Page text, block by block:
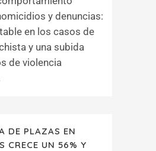
y denuncias:
en los casos de
y una subida
de violencia
DE PLAZAS EN
CRECE UN 56% Y